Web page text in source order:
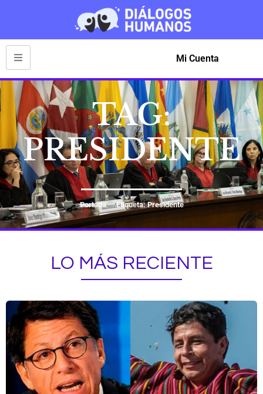
Mi Cuenta
TAG:
PRESIDENTE
Portada Etiqueta: Presidente
LO MÁS RECIENTE